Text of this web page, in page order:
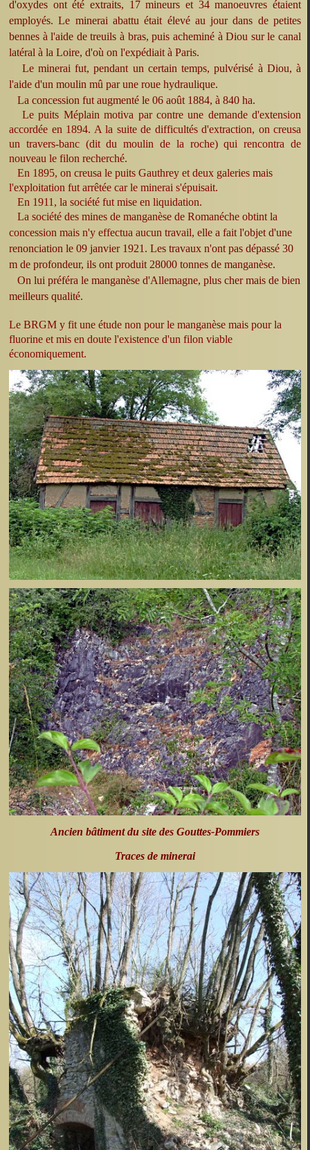
d'oxydes ont été extraits, 17 mineurs et 34 manoeuvres étaient
employés. Le minerai abattu était élevé au jour dans de petites
bennes à l'aide de treuils à bras, puis acheminé à Diou sur le canal
latéral à la Loire, d'où on l'expédiait à Paris.
Le minerai fut, pendant un certain temps, pulvérisé à Diou, à
l'aide d'un moulin mû par une roue hydraulique.
La concession fut augmenté le 06 août 1884, à 840 ha.
Le puits Méplain motiva par contre une demande d'extension
accordée en 1894. A la suite de difficultés d'extraction, on creusa
un travers-banc (dit du moulin de la roche) qui rencontra de
nouveau le filon recherché.
En 1895, on creusa le puits Gauthrey et deux galeries mais
l'exploitation fut arrêtée car le minerai s'épuisait.
En 1911, la société fut mise en liquidation.
La société des mines de manganèse de Romanéche obtint la
concession mais n'y effectua aucun travail, elle a fait l'objet d'une
renonciation le 09 janvier 1921. Les travaux n'ont pas dépassé 30
m de profondeur, ils ont produit 28000 tonnes de manganèse.
On lui préféra le manganèse d'Allemagne, plus cher mais de bien
meilleurs qualité.
Le BRGM y fit une étude non pour le manganèse mais pour la
fluorine et mis en doute l'existence d'un filon viable
économiquement.
Ancien bâtiment du site des Gouttes-Pommiers
Traces de minerai